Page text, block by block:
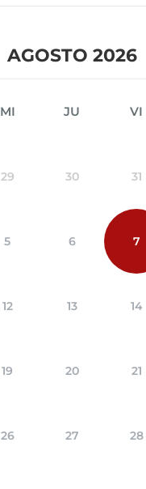
AGOSTO 2026
MI JU VI
29 30 31
5 6 7
12 13 14
19 20 21
26 27 28